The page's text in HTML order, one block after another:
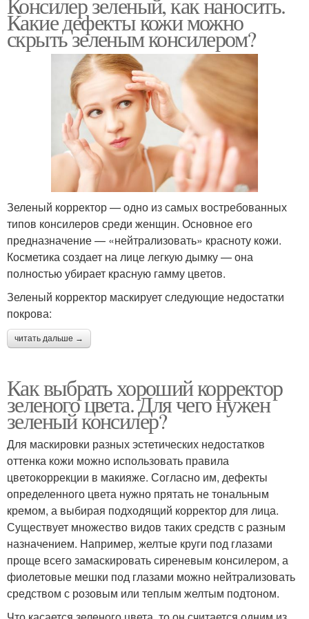
Какие дефекты кожи можно
скрыть зеленым консилером?
Зеленый корректор — одно из самых востребованных
типов консилеров среди женщин. Основное его
предназначение — «нейтрализовать» красноту кожи.
Косметика создает на лице легкую дымку — она
полностью убирает красную гамму цветов.
Зеленый корректор маскирует следующие недостатки
покрова:
читать дальше →
Как выбрать хороший корректор
зеленого цвета. Для чего нужен
зеленый консилер?
Для маскировки разных эстетических недостатков
оттенка кожи можно использовать правила
цветокоррекции в макияже. Согласно им, дефекты
определенного цвета нужно прятать не тональным
кремом, а выбирая подходящий корректор для лица.
Существует множество видов таких средств с разным
назначением. Например, желтые круги под глазами
проще всего замаскировать сиреневым консилером, а
фиолетовые мешки под глазами можно нейтрализовать
средством с розовым или теплым желтым подтоном.